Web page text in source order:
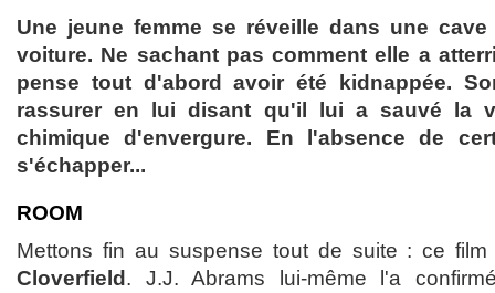
Une jeune femme se réveille dans une
voiture. Ne sachant pas comment elle a
pense tout d'abord avoir été kidnappée.
rassurer en lui disant qu'il lui a sauvé la
chimique d'envergure. En l'absence de
s'échapper...
ROOM
Mettons fin au suspense tout de suite : ce
Cloverfield . J.J. Abrams lui-même l'a